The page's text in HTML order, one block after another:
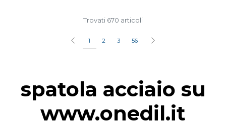
Trovati 670 articoli
1 2 3 56
spatola acciaio su
www.onedil.it